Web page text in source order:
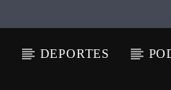
DEPORTES